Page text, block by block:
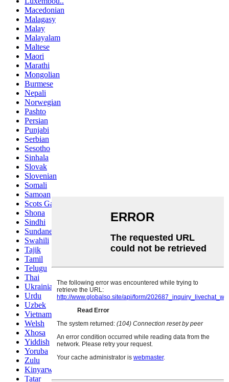
Macedonian
Malagasy
Malay
Malayalam
Maltese
Maori
Marathi
Mongolian
Burmese
Nepali
Norwegian
Pashto
Persian
Punjabi
Serbian
Sesotho
Sinhala
Slovak
Slovenian
Somali
Samoan
Scots Gaelic
Shona
Sindhi
Sundanese
Swahili
Tajik
Tamil
Telugu
Thai
Ukrainian
Urdu
Uzbek
Vietnamese
Welsh
Xhosa
Yiddish
Yoruba
Zulu
Kinyarwanda
Tatar